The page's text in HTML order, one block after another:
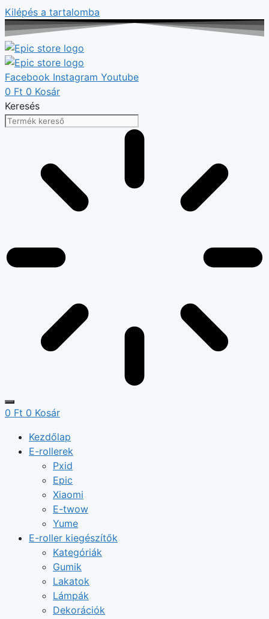
Kilépés a tartalomba
Facebook Instagram Youtube
0 Ft 0 Kosár
Keresés
0 Ft 0 Kosár
Kezdőlap
E-rollerek
Pxid
Epic
Xiaomi
E-twow
Yume
E-roller kiegészítők
Kategóriák
Gumik
Lakatok
Lámpák
Dekorációk